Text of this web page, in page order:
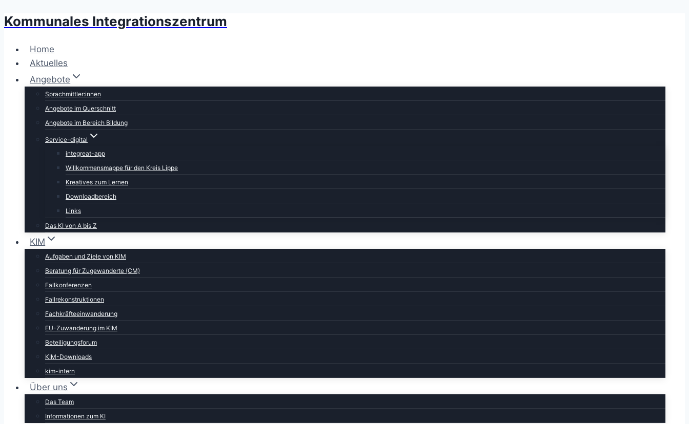
Zum
springen
Kommunales Integrationszentrum
Home
Aktuelles
Angebote
Sprachmittler:innen
Angebote im Querschnitt
Angebote im Bereich Bildung
Service-digital
integreat-app
Willkommensmappe für den Kreis Lippe
Kreatives zum Lernen
Downloadbereich
Links
Das KI von A bis Z
KIM
Aufgaben und Ziele von KIM
Beratung für Zugewanderte (CM)
Fallkonferenzen
Fallrekonstruktionen
Fachkräfteeinwanderung
EU-Zuwanderung im KIM
Beteiligungsforum
KIM-Downloads
kim-intern
Über uns
Das Team
Informationen zum KI